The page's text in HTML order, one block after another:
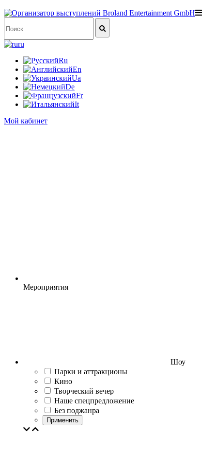
ru
Ru
En
Ua
De
Fr
It
Мой кабинет
Мероприятия
Шоу
Парки и аттракционы
Кино
Творческий вечер
Наше спецпредложение
Без поджанра
Применить